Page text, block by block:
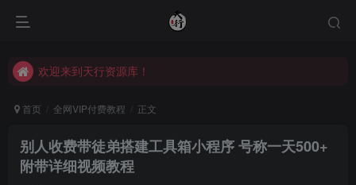
欢迎来到天行资源库！
首页 全网VIP付费教程 正文
别人收费带徒弟搭建工具箱小程序 号称一天500+
附带详细视频教程